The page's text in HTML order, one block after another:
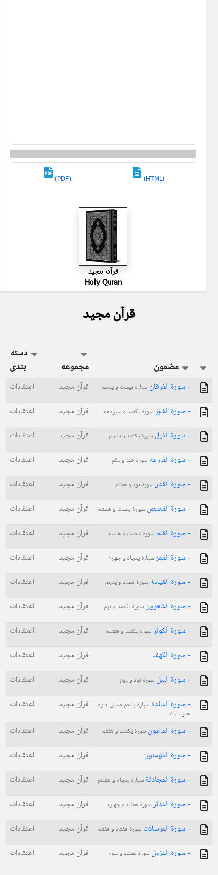
(PDF) (HTML)
قرآن مجید
Holly Quran
قرآن مجید
مضمون مجموعه
دسته
بندی
- سورة الفرقان سپارۀ بیست و پنجم قرآن مجید
اعتقادات
- سورة الفلق سورۀ یکصد و سیزدهم قرآن مجید
اعتقادات
- سورة الفيل سورۀ یکصد و پنجم قرآن مجید
اعتقادات
- سورة القارعة سورۀ صد و یکم قرآن مجید
اعتقادات
- سورة القدرسورۀ نود و هفتم قرآن مجید
اعتقادات
- سورة القصص سپارۀ بیست و هشتم قرآن مجید
اعتقادات
- سورة القلم سورۀ شصت و هشتم قرآن مجید
اعتقادات
- سورة القمرسپارۀ پنجاه و چهارم قرآن مجید
اعتقادات
- سورة القيامة سورۀ هفتاد و پنجم قرآن مجید
اعتقادات
- سورة الكافرون سورۀ یکصد و نهم قرآن مجید
اعتقادات
- سورة الكوثرسورۀ یکصد و هشتم قرآن مجید
اعتقادات
- سورة الكهف
قرآن مجید
اعتقادات
- سورة الليل سورۀ نود و دوم قرآن مجید
اعتقادات
- سورة المائدة سپارۀ پنجم مدنی، پاره
های ۶ ، ۷
قرآن مجید اعتقادات
- سورة الماعون سورۀ یکصد و هفتم قرآن مجید
اعتقادات
- سورة المؤمنون
قرآن مجید
اعتقادات
- سورة المجادلة سپارۀ پنجاه و هشتم قرآن مجید
اعتقادات
- سورة المدثرسورۀ هفتاد و چهارم قرآن مجید
اعتقادات
- سورة المرسلات سورۀ هفتاد و هفتم قرآن مجید
اعتقادات
- سورة المزمل سورۀ هفتاد و سوم قرآن مجید اعتقادات